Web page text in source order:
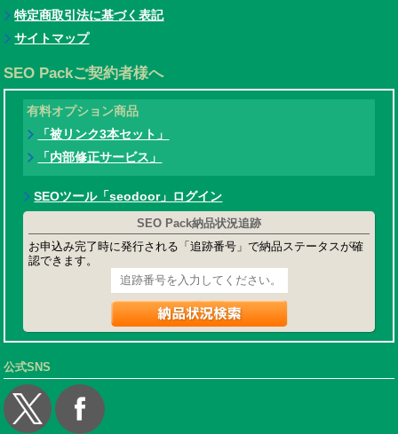
特定商取引法に基づく表記
サイトマップ
SEO Packご契約者様へ
有料オプション商品
「被リンク3本セット」
「内部修正サービス」
SEOツール「seodoor」ログイン
SEO Pack納品状況追跡
お申込み完了時に発行される「追跡番号」で納品ステータスが確
認できます。
公式SNS